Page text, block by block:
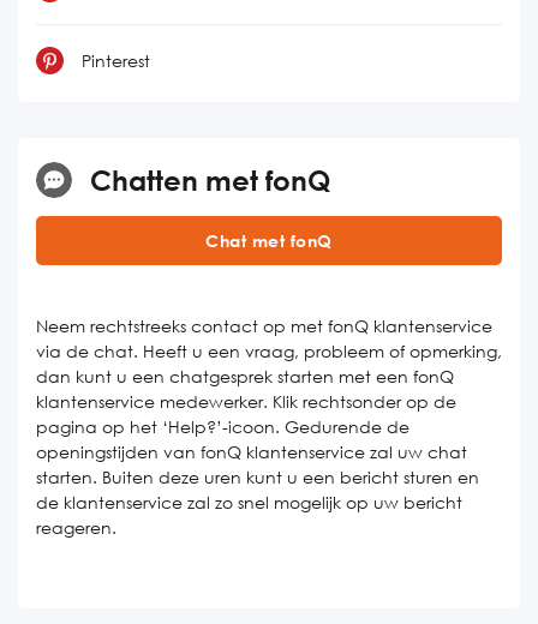
Pinterest
Chatten met fonQ
Chat met fonQ
Neem rechtstreeks contact op met fonQ klantenservice
via de chat. Heeft u een vraag, probleem of opmerking,
dan kunt u een chatgesprek starten met een fonQ
klantenservice medewerker. Klik rechtsonder op de
pagina op het ‘Help?’-icoon. Gedurende de
openingstijden van fonQ klantenservice zal uw chat
starten. Buiten deze uren kunt u een bericht sturen en
de klantenservice zal zo snel mogelijk op uw bericht
reageren.